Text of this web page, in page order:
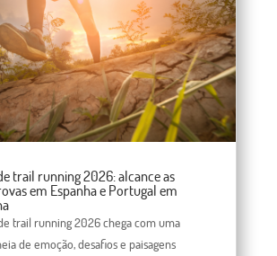
trail running 2026: alcance as
em Espanha e Portugal em
trail running 2026 chega com uma
de emoção, desafios e paisagens